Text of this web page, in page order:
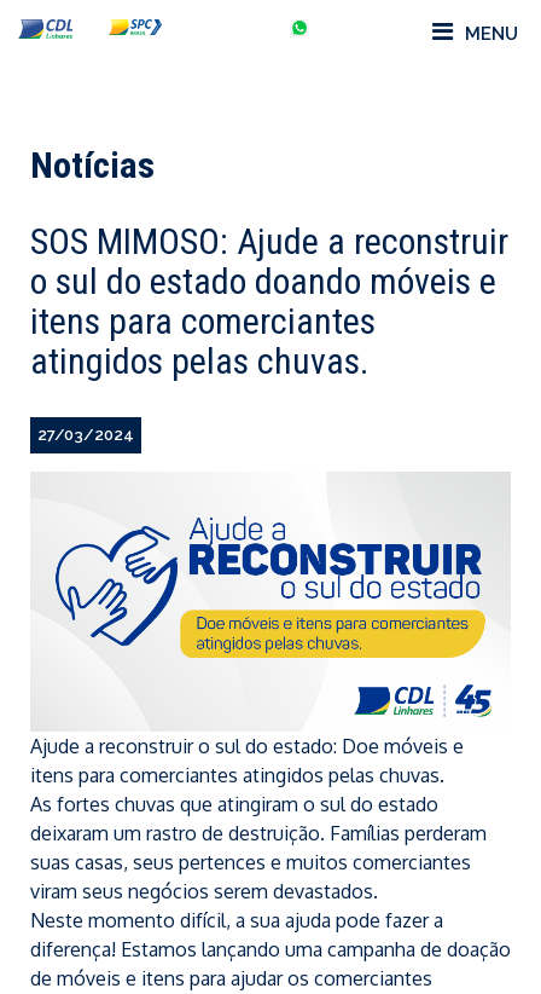
MENU
Notícias
SOS MIMOSO: Ajude a reconstruir
o sul do estado doando móveis e
itens para comerciantes
atingidos pelas chuvas.
27/03/2024
Ajude a reconstruir o sul do estado: Doe móveis e
itens para comerciantes atingidos pelas chuvas.
As fortes chuvas que atingiram o sul do estado
deixaram um rastro de destruição. Famílias perderam
suas casas, seus pertences e muitos comerciantes
viram seus negócios serem devastados.
Neste momento difícil, a sua ajuda pode fazer a
diferença! Estamos lançando uma campanha de doação
de móveis e itens para ajudar os comerciantes